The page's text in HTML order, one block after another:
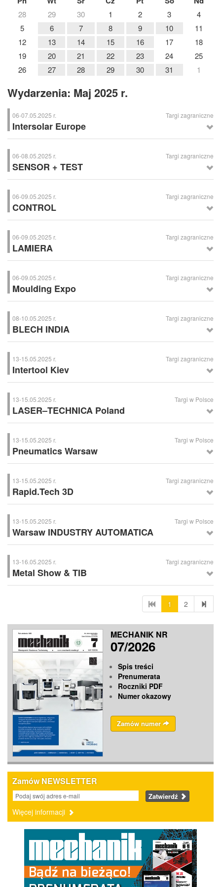
28 29 30 1 2 3
4
5
6 7 8 9 10
11
12
13 14 15 16 17
18
19
20 21 22 23 24
25
26
27 28 29 30 31 1
Wydarzenia: Maj 2025 r.
06-07.05.2025 r. Targi zagraniczne
Intersolar Europe
Intersolar Europe– Międzynarodowe Targi Techniki Solarnej,
Monachium (Niemcy)
06-08.05.2025 r. Targi zagraniczne
SENSOR + TEST
SENSOR + TEST– Międzynarodowe Targi Branżowe Sensoryki i
Techniki Pomiarowej, Norymberga (Niemcy)
06-09.05.2025 r. Targi zagraniczne
CONTROL
CONTROL– Targi Zapewnienia Jakości, Stuttgart (Niemcy)
06-09.05.2025 r. Targi zagraniczne
LAMIERA
LAMIERA– Targi Urządzeń i Wyposażenia do Obróbki Przemysłowej,
Mediolan (Włochy)
06-09.05.2025 r. Targi zagraniczne
Moulding Expo
Moulding Expo– Międzynarodowe Targi Tworzenia Form, Narzędzi do
Form i Modelowania, Stuttgart (Niemcy)
08-10.05.2025 r. Targi zagraniczne
BLECH INDIA
BLECH INDIA– Międzynarodowe Targi Obróbki Blach, Bombaj (Indie)
13-15.05.2025 r. Targi zagraniczne
Intertool Kiev
Intertool Kiev– Międzynarodowe Targi Narzędzi i Mocowań, Kijów
(Ukraina)
13-15.05.2025 r. Targi w Polsce
LASER–TECHNICA Poland
LASER–TECHNICA Poland– Targi Technik Laserowych i Optyki
Przemysłowej; Nadarzyn koło Warszawy
13-15.05.2025 r. Targi w Polsce
Pneumatics Warsaw
Pneumatics Warsaw– Targi Technologii i Zastosowań Pneumatyki w
Przemyśle; Nadarzyn koło Warszawy
13-15.05.2025 r. Targi zagraniczne
Rapid.Tech 3D
Rapid.Tech 3D– Międzynarodowe Targi Technologii Szybkiego
Wytwarzania, Erfurt (Niemcy)
13-15.05.2025 r. Targi w Polsce
Warsaw INDUSTRY AUTOMATICA
Warsaw INDUSTRY AUTOMATICA– Targi Automatyki Przemysłowej i
Robotyki; Nadarzyn koło Warszawy
13-16.05.2025 r. Targi zagraniczne
Metal Show & TIB
Metal Show & TIB– Międzynarodowe Targi Techniczne, Bukareszt
1 2
MECHANIK NR
07/2026
Spis treści
Prenumerata
Roczniki PDF
Numer okazowy
Zamów numer
Zamów NEWSLETTER
Zatwierdź
Więcej informacji